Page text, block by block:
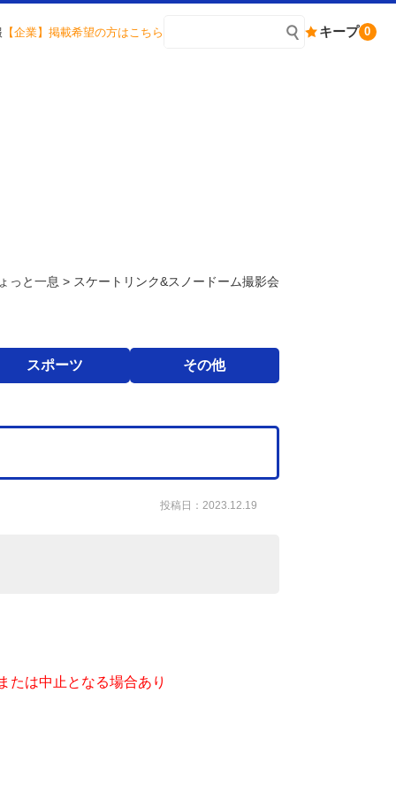
【企業】掲載希望の方はこちら キープ 0
っと一息 > スケートリンク&スノードーム撮影会
スポーツ その他
投稿日：2023.12.19
たは中止となる場合あり